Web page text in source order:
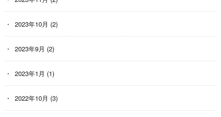
2023年10月 (2)
2023年9月 (2)
2023年1月 (1)
2022年10月 (3)